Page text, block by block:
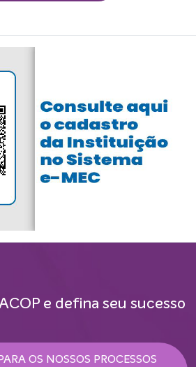
e defina seu sucesso
OS NOSSOS PROCESSOS